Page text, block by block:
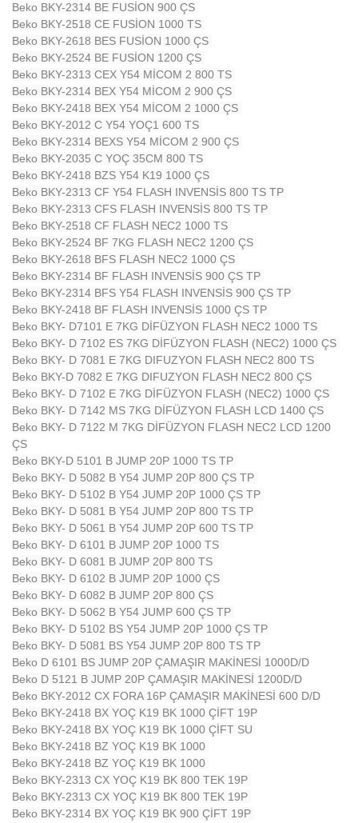
Beko BKY-2314 BE FUSİON 900 ÇS
Beko BKY-2518 CE FUSİON 1000 TS
Beko BKY-2618 BES FUSİON 1000 ÇS
Beko BKY-2524 BE FUSİON 1200 ÇS
Beko BKY-2313 CEX Y54 MİCOM 2 800 TS
Beko BKY-2314 BEX Y54 MİCOM 2 900 ÇS
Beko BKY-2418 BEX Y54 MİCOM 2 1000 ÇS
Beko BKY-2012 C Y54 YOÇ1 600 TS
Beko BKY-2314 BEXS Y54 MİCOM 2 900 ÇS
Beko BKY-2035 C YOÇ 35CM 800 TS
Beko BKY-2418 BZS Y54 K19 1000 ÇS
Beko BKY-2313 CF Y54 FLASH INVENSİS 800 TS TP
Beko BKY-2313 CFS FLASH INVENSİS 800 TS TP
Beko BKY-2518 CF FLASH NEC2 1000 TS
Beko BKY-2524 BF 7KG FLASH NEC2 1200 ÇS
Beko BKY-2618 BFS FLASH NEC2 1000 ÇS
Beko BKY-2314 BF FLASH INVENSİS 900 ÇS TP
Beko BKY-2314 BFS Y54 FLASH INVENSİS 900 ÇS TP
Beko BKY-2418 BF FLASH INVENSİS 1000 ÇS TP
Beko BKY- D7101 E 7KG DİFÜZYON FLASH NEC2 1000 TS
Beko BKY- D 7102 ES 7KG DİFÜZYON FLASH (NEC2) 1000 ÇS
Beko BKY- D 7081 E 7KG DIFUZYON FLASH NEC2 800 TS
Beko BKY-D 7082 E 7KG DIFUZYON FLASH NEC2 800 ÇS
Beko BKY- D 7102 E 7KG DİFÜZYON FLASH (NEC2) 1000 ÇS
Beko BKY- D 7142 MS 7KG DİFÜZYON FLASH LCD 1400 ÇS
Beko BKY- D 7122 M 7KG DİFÜZYON FLASH NEC2 LCD 1200
ÇS
Beko BKY-D 5101 B JUMP 20P 1000 TS TP
Beko BKY- D 5082 B Y54 JUMP 20P 800 ÇS TP
Beko BKY- D 5102 B Y54 JUMP 20P 1000 ÇS TP
Beko BKY- D 5081 B Y54 JUMP 20P 800 TS TP
Beko BKY- D 5061 B Y54 JUMP 20P 600 TS TP
Beko BKY- D 6101 B JUMP 20P 1000 TS
Beko BKY- D 6081 B JUMP 20P 800 TS
Beko BKY- D 6102 B JUMP 20P 1000 ÇS
Beko BKY- D 6082 B JUMP 20P 800 ÇS
Beko BKY- D 5062 B Y54 JUMP 600 ÇS TP
Beko BKY- D 5102 BS Y54 JUMP 20P 1000 ÇS TP
Beko BKY- D 5081 BS Y54 JUMP 20P 800 TS TP
Beko D 6101 BS JUMP 20P ÇAMAŞIR MAKİNESİ 1000D/D
Beko D 5121 B JUMP 20P ÇAMAŞIR MAKİNESİ 1200D/D
Beko BKY-2012 CX FORA 16P ÇAMAŞIR MAKİNESİ 600 D/D
Beko BKY-2418 BX YOÇ K19 BK 1000 ÇİFT 19P
Beko BKY-2418 BX YOÇ K19 BK 1000 ÇİFT SU
Beko BKY-2418 BZ YOÇ K19 BK 1000
Beko BKY-2418 BZ YOÇ K19 BK 1000
Beko BKY-2313 CX YOÇ K19 BK 800 TEK 19P
Beko BKY-2313 CX YOÇ K19 BK 800 TEK 19P
Beko BKY-2314 BX YOÇ K19 BK 900 ÇİFT 19P